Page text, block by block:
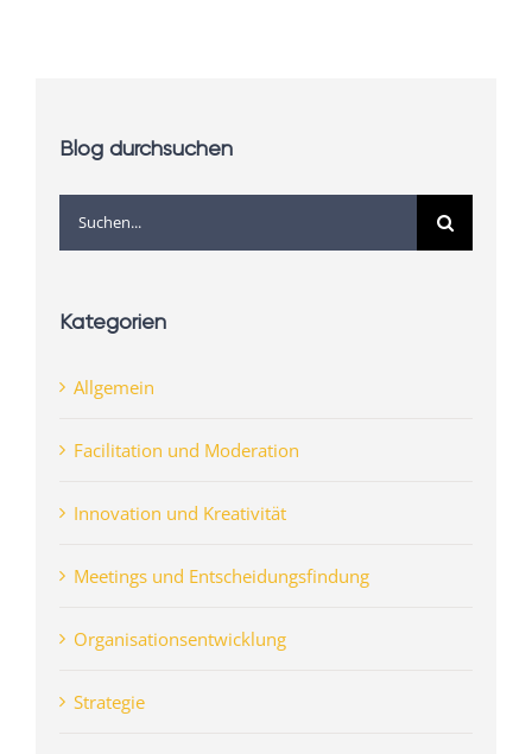
Blog durchsuchen
Suche
nach:
Kategorien
Allgemein
Facilitation und Moderation
Innovation und Kreativität
Meetings und Entscheidungsfindung
Organisationsentwicklung
Strategie